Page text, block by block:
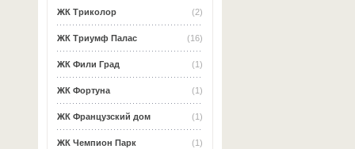
(2)
ЖК Триколор
(16)
ЖК Триумф Палас
(1)
ЖК Фили Град
(1)
ЖК Фортуна
(1)
ЖК Французский дом
(1)
ЖК Чемпион Парк